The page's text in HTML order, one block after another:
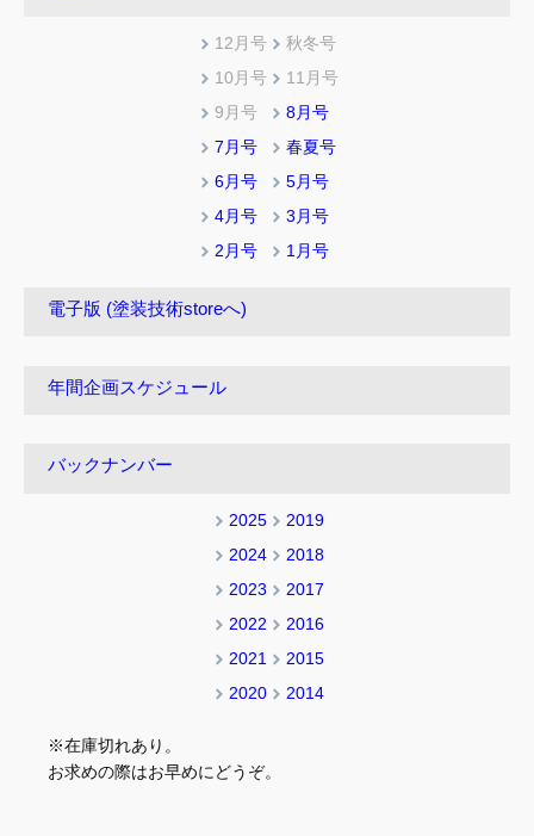
12月号
10月号
9月号
7月号
6月号
4月号
2月号
秋冬号
11月号
8月号
春夏号
5月号
3月号
1月号
電子版 (塗装技術storeへ)
年間企画スケジュール
バックナンバー
2025
2024
2023
2022
2021
2020
2019
2018
2017
2016
2015
2014
※在庫切れあり。
お求めの際はお早めにどうぞ。